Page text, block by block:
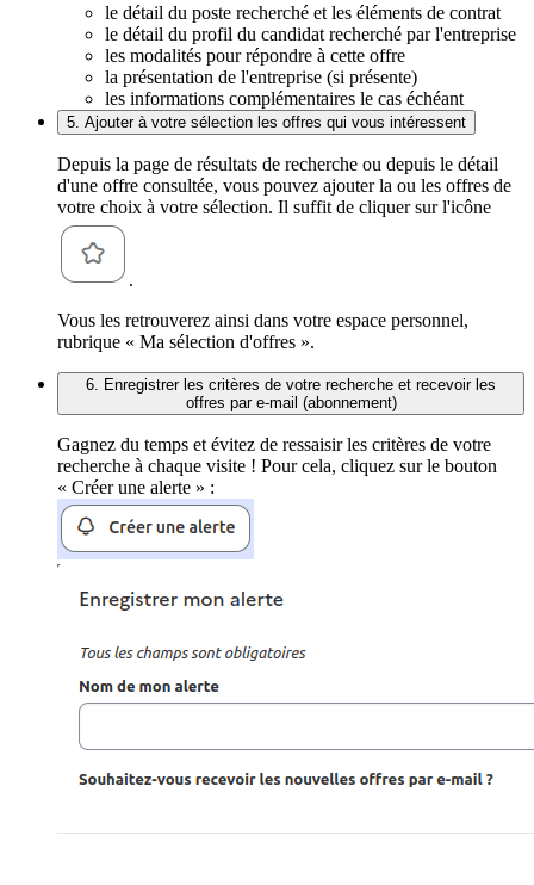
le détail du poste recherché et les éléments de contrat
le détail du profil du candidat recherché par l'entreprise
les modalités pour répondre à cette offre
la présentation de l'entreprise (si présente)
les informations complémentaires le cas échéant
5. Ajouter à votre sélection les offres qui vous intéressent
Depuis la page de résultats de recherche ou depuis le détail
d'une offre consultée, vous pouvez ajouter la ou les offres de
votre choix à votre sélection. Il suffit de cliquer sur l'icône
.
Vous les retrouverez ainsi dans votre espace personnel,
rubrique « Ma sélection d'offres ».
6. Enregistrer les critères de votre recherche et recevoir les
offres par e-mail (abonnement)
Gagnez du temps et évitez de ressaisir les critères de votre
recherche à chaque visite ! Pour cela, cliquez sur le bouton
« Créer une alerte » :